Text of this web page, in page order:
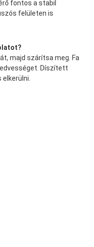
fontos a stabil
felületen is
majd szárítsa meg. Fa
Díszített